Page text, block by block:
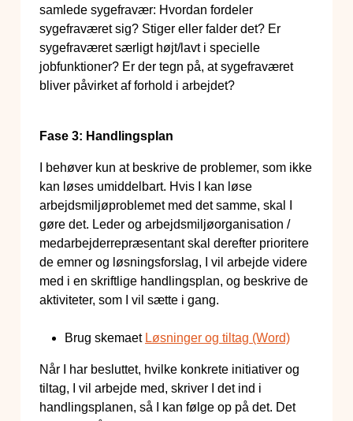
samlede sygefravær: Hvordan fordeler
sygefraværet sig? Stiger eller falder det? Er
sygefraværet særligt højt/lavt i specielle
jobfunktioner? Er der tegn på, at sygefraværet
bliver påvirket af forhold i arbejdet?
Fase 3: Handlingsplan
I behøver kun at beskrive de problemer, som ikke
kan løses umiddelbart. Hvis I kan løse
arbejdsmiljøproblemet med det samme, skal I
gøre det. Leder og arbejdsmiljøorganisation /
medarbejderrepræsentant skal derefter prioritere
de emner og løsningsforslag, I vil arbejde videre
med i en skriftlige handlingsplan, og beskrive de
aktiviteter, som I vil sætte i gang.
Brug skemaet Løsninger og tiltag (Word)
Når I har besluttet, hvilke konkrete initiativer og
tiltag, I vil arbejde med, skriver I det ind i
handlingsplanen, så I kan følge op på det. Det